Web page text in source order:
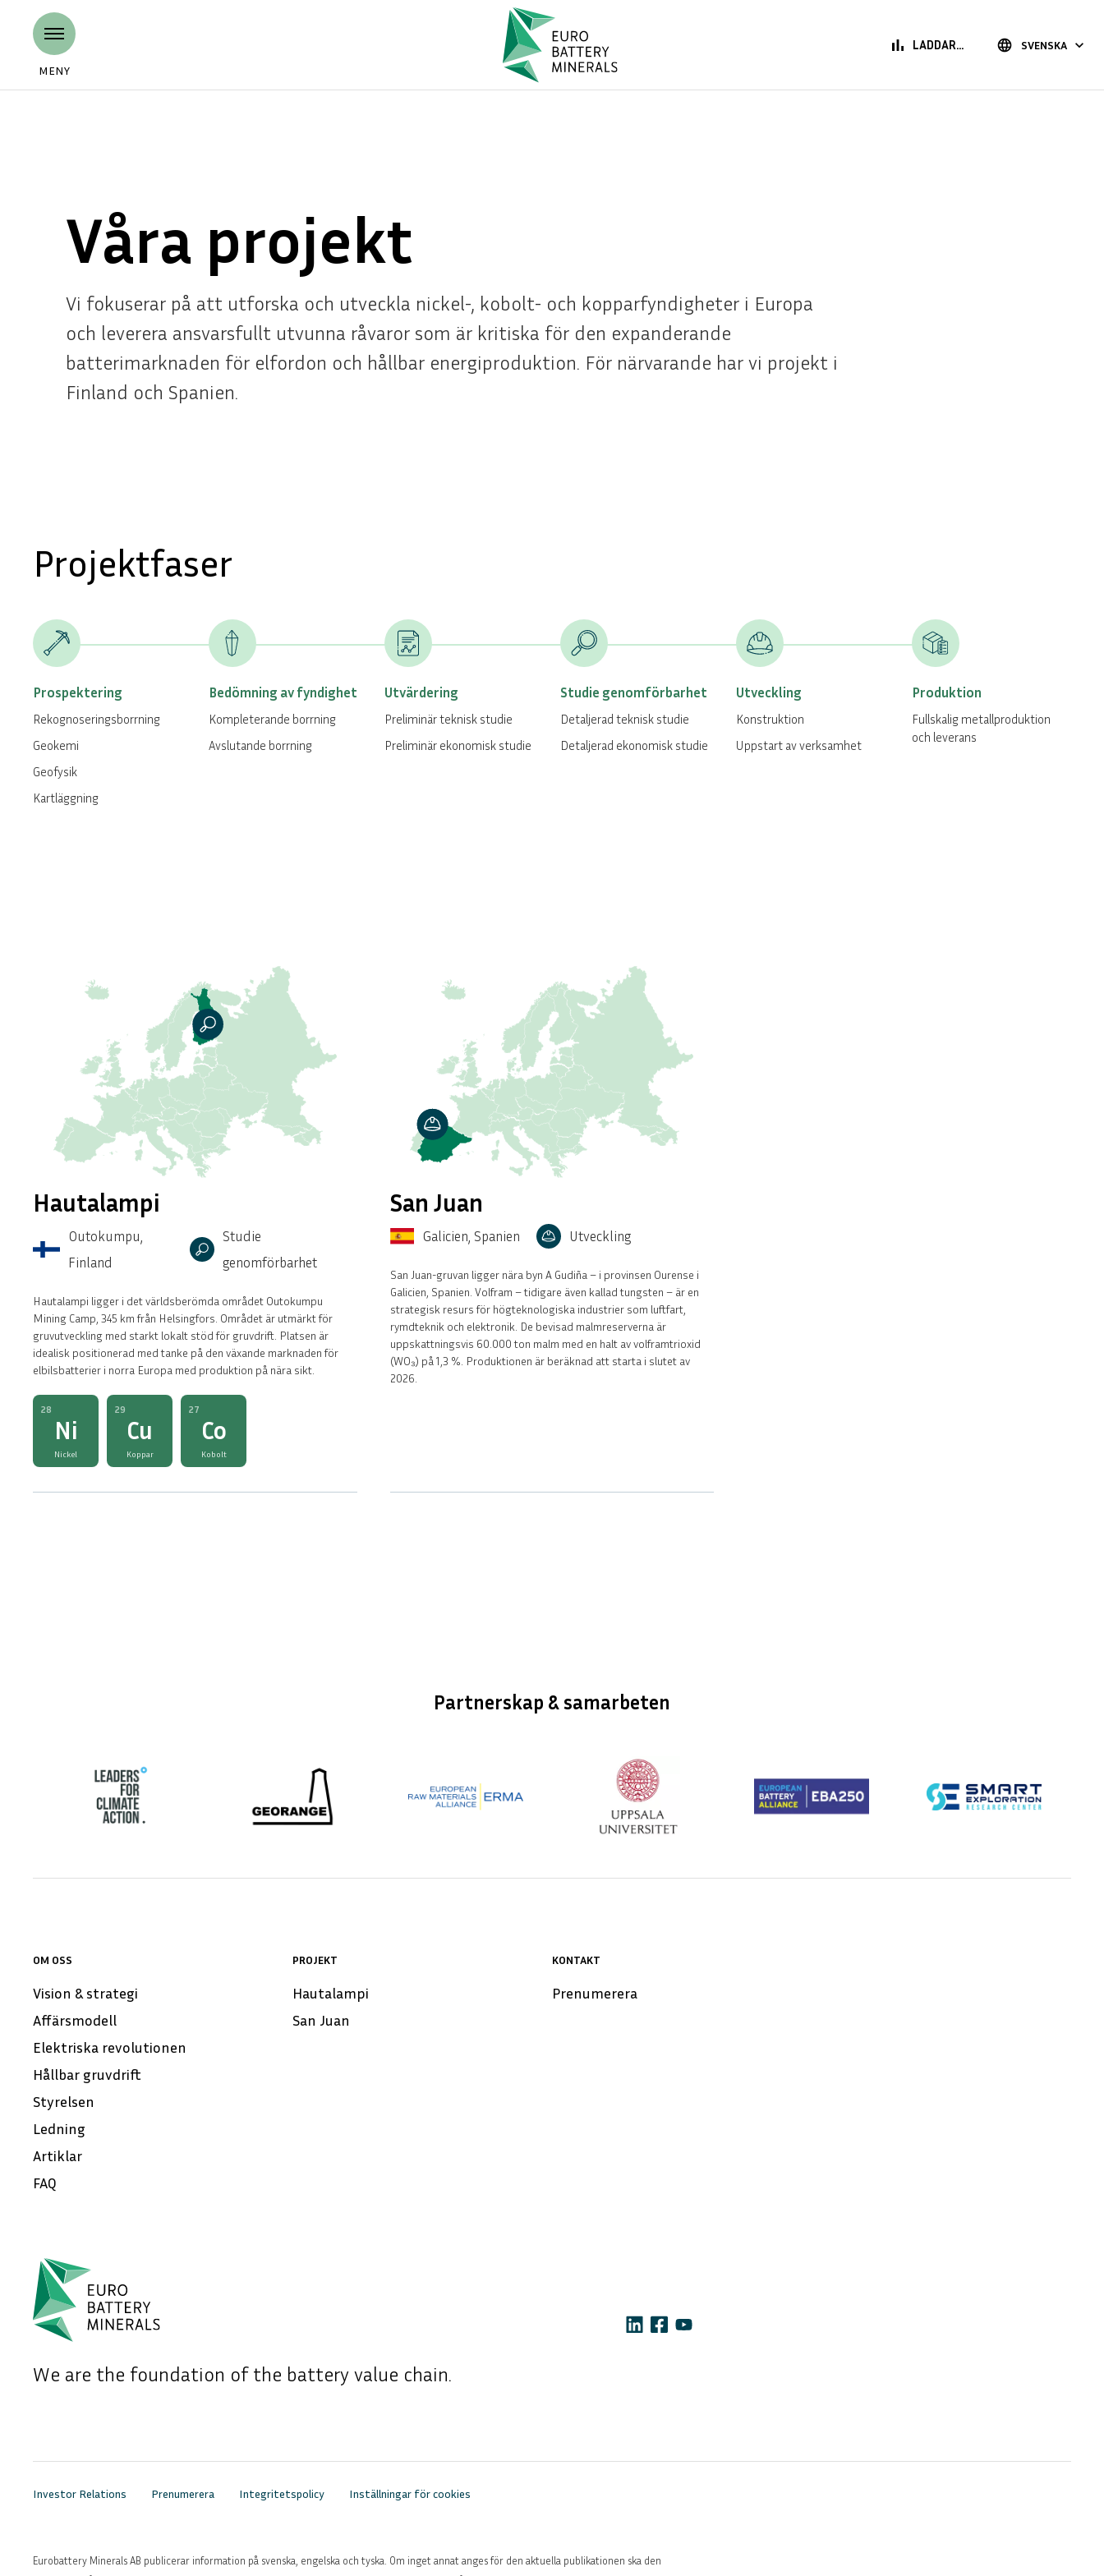
MENY
bar_chart LADDAR... language SVENSKA keyboard_arrow_down
ENGLISH DEUTSCH
Våra projekt
Vi fokuserar på att utforska och utveckla nickel-, kobolt- och kopparfyndigheter i Europa
och leverera ansvarsfullt utvunna råvaror som är kritiska för den expanderande
batterimarknaden för elfordon och hållbar energiproduktion. För närvarande har vi projekt i
Finland och Spanien.
Projektfaser
Prospektering
Rekognoseringsborrning
Geokemi
Geofysik
Kartläggning
Bedömning av fyndighet
Kompleterande borrning
Avslutande borrning
Utvärdering
Preliminär teknisk studie
Preliminär ekonomisk studie
Studie genomförbarhet
Detaljerad teknisk studie
Detaljerad ekonomisk studie
Utveckling
Konstruktion
Uppstart av verksamhet
Produktion
Fullskalig metallproduktion
och leverans
Hautalampi
Outokumpu,
Finland
Studie
genomförbarhet
Hautalampi ligger i det världsberömda området Outokumpu
Mining Camp, 345 km från Helsingfors. Området är utmärkt för
gruvutveckling med starkt lokalt stöd för gruvdrift. Platsen är
idealisk positionerad med tanke på den växande marknaden för
elbilsbatterier i norra Europa med produktion på nära sikt.
28
Ni
Nickel
29
Cu
Koppar
27
Co
Kobolt
San Juan
Galicien, Spanien Utveckling
San Juan-gruvan ligger nära byn A Gudiña – i provinsen Ourense i
Galicien, Spanien. Volfram – tidigare även kallad tungsten – är en
strategisk resurs för högteknologiska industrier som luftfart,
rymdteknik och elektronik. De bevisad malmreserverna är
uppskattningsvis 60.000 ton malm med en halt av volframtrioxid
(WO₃) på 1,3 %. Produktionen är beräknad att starta i slutet av
2026.
Partnerskap & samarbeten
OM OSS
Vision & strategi
Affärsmodell
Elektriska revolutionen
Hållbar gruvdrift
Styrelsen
Ledning
Artiklar
FAQ
PROJEKT
Hautalampi
San Juan
KONTAKT
Prenumerera
We are the foundation of the battery value chain.
Investor Relations Prenumerera Integritetspolicy Inställningar för cookies
Eurobattery Minerals AB publicerar information på svenska, engelska och tyska. Om inget annat anges för den aktuella publikationen ska den
få våra senaste nyheter och trendspaningar.